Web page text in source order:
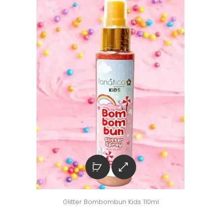
Glitter Bombombun Kids 110ml